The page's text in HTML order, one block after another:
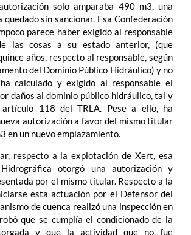
solo amparaba 490 m3, una
quedado sin sancionar. Esa Confederación
parece haber exigido al responsable
las cosas a su estado anterior, (que
años, respecto al responsable, según
del Dominio Público Hidráulico) y no
calculado y exigido al responsable el
daños al dominio público hidráulico, tal y
118 del TRLA. Pese a ello, ha
autorización a favor del mismo titular
en un nuevo emplazamiento.
respecto a la explotación de Xert, esa
Hidrográfica otorgó una autorización y
por el mismo titular. Respecto a la
esta actuación por el Defensor del
de cuenca realizó una inspección en
que se cumplía el condicionado de la
y que la actividad que no fue